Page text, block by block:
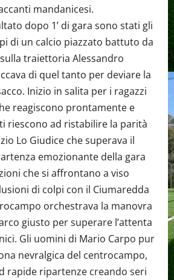
mandanicesi.
dopo 1’ di gara sono stati gli
di un calcio piazzato battuto da
traiettoria Alessandro
di quel tanto per deviare la
Inizio in salita per i ragazzi
reagiscono prontamente e
riescono ad ristabilire la parità
Lo Giudice che superava il
emozionante della gara
che si affrontano a viso
di colpi con il Ciumaredda
orchestrava la manovra
giusto per superare l’attenta
Gli uomini di Mario Carpo pur
nevralgica del centrocampo,
rapide ripartenze creando seri